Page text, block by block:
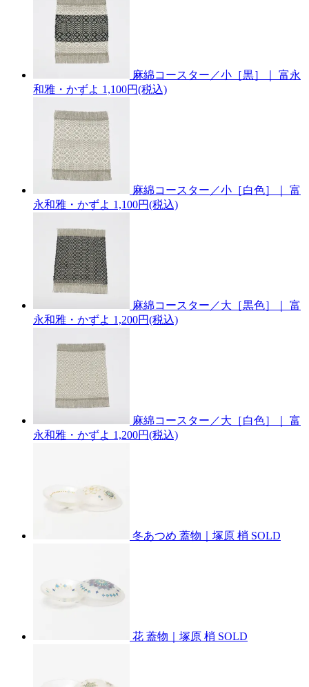
麻綿コースター／小［黒］｜ 富永
和雅・かずよ 1,100円(税込)
麻綿コースター／小［白色］｜ 富
永和雅・かずよ 1,100円(税込)
麻綿コースター／大［黒色］｜ 富
永和雅・かずよ 1,200円(税込)
麻綿コースター／大［白色］｜ 富
永和雅・かずよ 1,200円(税込)
冬あつめ 蓋物｜塚原 梢 SOLD
花 蓋物｜塚原 梢 SOLD